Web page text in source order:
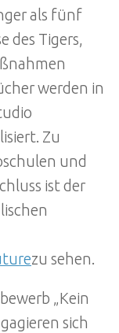
als fünf
des Tigers,
werden in
Zu
und
ist der
zu sehen.
„Kein
sich